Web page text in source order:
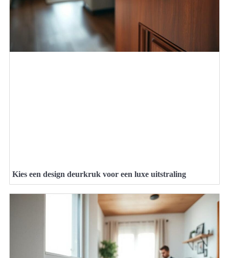
Kies een design deurkruk voor een luxe uitstraling